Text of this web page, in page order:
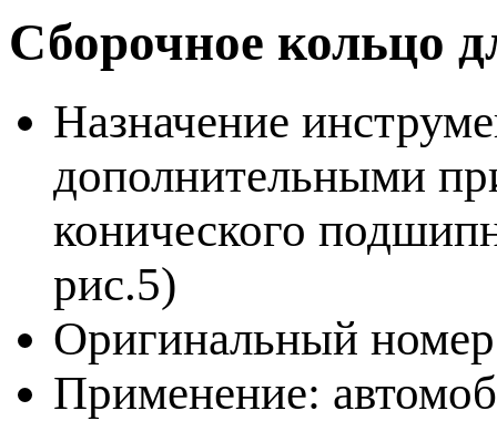
Сборочное
Назначение
дополнительными
конического
рис.5)
Оригинальный
Применение: